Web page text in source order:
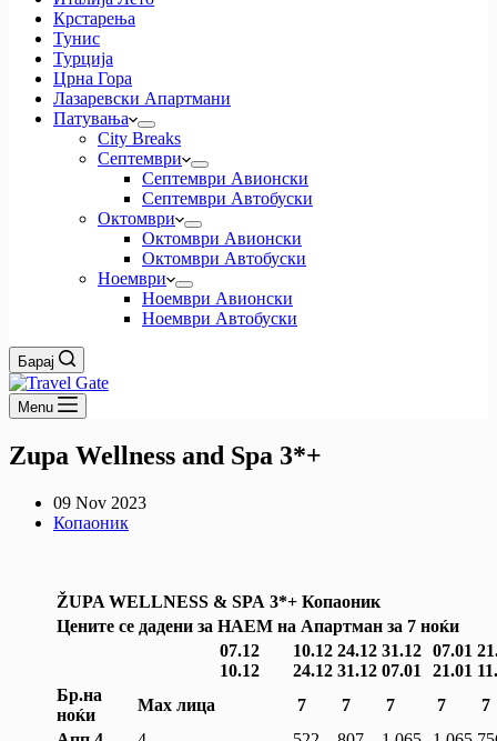
Крстарења
Тунис
Турција
Црна Гора
Лазаревски Апартмани
Патувања
City Breaks
Септември
Септември Авионски
Септември Автобуски
Октомври
Октомври Авионски
Октомври Автобуски
Ноември
Ноември Авионски
Ноември Автобуски
Барај
Menu
Zupa Wellness and Spa 3*+
09 Nov 2023
Копаоник
ŽUPA WELLNESS & SPA 3*+ Копаоник
Цените се дадени за НАЕМ на Апартман за 7 ноќи
07.12
10.12
10.12
24.12
24.12
31.12
31.12
07.01
07.01
21.01
Бр.на
ноќи
Мах лица 7 7 7 7
7